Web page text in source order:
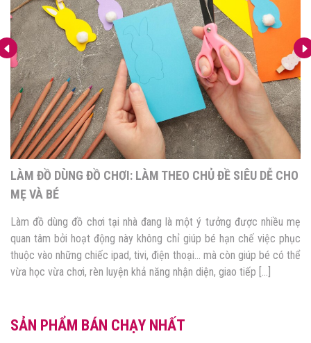
LÀM ĐỒ DÙNG ĐỒ CHƠI: LÀM THEO CHỦ ĐỀ SIÊU DỄ CHO
MẸ VÀ BÉ
Làm đồ dùng đồ chơi tại nhà đang là một ý tưởng được nhiều mẹ
quan tâm bởi hoạt động này không chỉ giúp bé hạn chế việc phục
thuộc vào những chiếc ipad, tivi, điện thoại… mà còn giúp bé có thể
vừa học vừa chơi, rèn luyện khả năng nhận diện, giao tiếp […]
SẢN PHẨM BÁN CHẠY NHẤT